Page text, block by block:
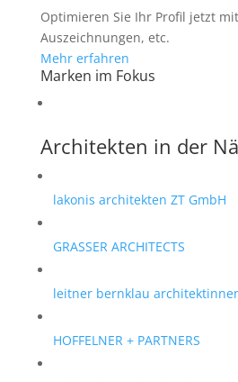
Optimieren Sie Ihr Profil jetzt
Auszeichnungen, etc.
Mehr erfahren
Marken im Fokus
Architekten in der
lakonis architekten ZT GmbH
GRASSER ARCHITECTS
leitner bernklau
HOFFELNER + PARTNERS